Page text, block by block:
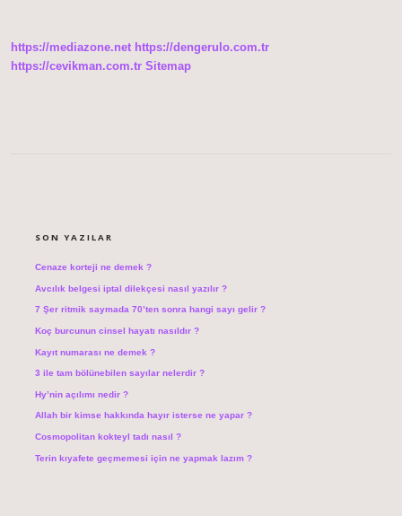
https://mediazone.net https://dengerulo.com.tr
https://cevikman.com.tr Sitemap
SON YAZILAR
Cenaze korteji ne demek ?
Avcılık belgesi iptal dilekçesi nasıl yazılır ?
7 Şer ritmik saymada 70’ten sonra hangi sayı gelir ?
Koç burcunun cinsel hayatı nasıldır ?
Kayıt numarası ne demek ?
3 ile tam bölünebilen sayılar nelerdir ?
Hy’nin açılımı nedir ?
Allah bir kimse hakkında hayır isterse ne yapar ?
Cosmopolitan kokteyl tadı nasıl ?
Terin kıyafete geçmemesi için ne yapmak lazım ?